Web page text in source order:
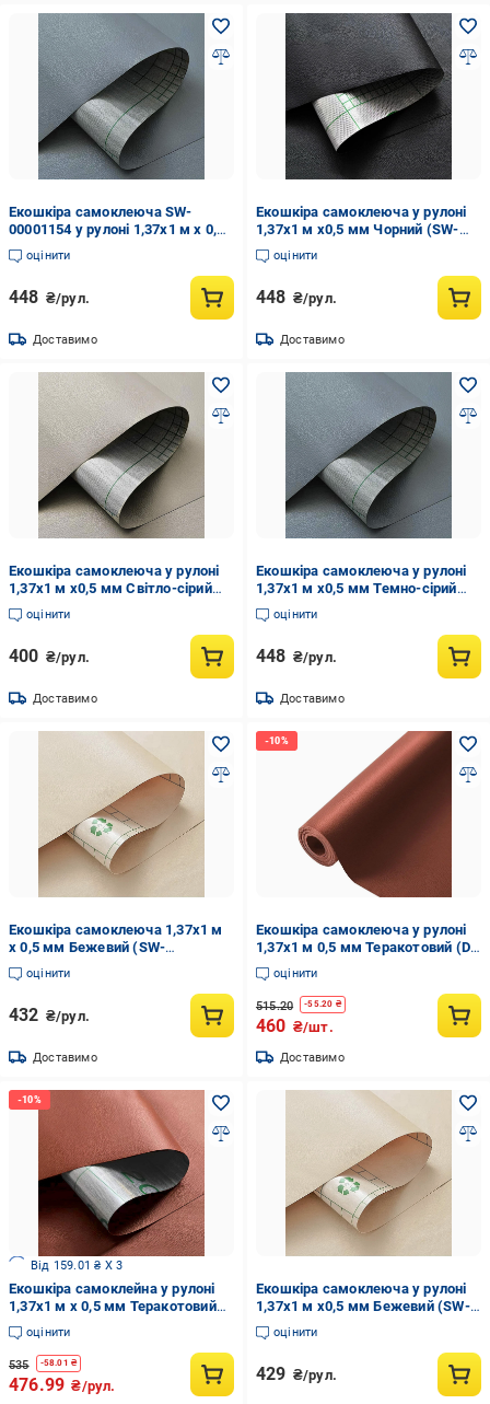
Екошкіра самоклеюча SW-
00001154 у рулоні 1,37х1 м х 0,5
мм Темно-сірий (32479405)
оцінити
448 ₴/рул.
Доставимо
Екошкіра самоклеюча у рулоні
1,37х1 м х0,5 мм Чорний (SW-
00001358)
оцінити
448 ₴/рул.
Доставимо
Екошкіра самоклеюча у рулоні
1,37х1 м х0,5 мм Світло-сірий
(SW-00001373)
оцінити
400 ₴/рул.
Доставимо
Екошкіра самоклеюча у рулоні
1,37х1 м х0,5 мм Темно-сірий
(SW-00001154)
оцінити
448 ₴/рул.
Доставимо
Екошкіра самоклеюча 1,37х1 м
х 0,5 мм Бежевий (SW-
00001346)
оцінити
432 ₴/рул.
Доставимо
Екошкіра самоклеюча у рулоні
1,37х1 м 0,5 мм Теракотовий (D
SW-00002172)
оцінити
515.20 -55.20 ₴
460 ₴/шт.
Доставимо
Від 159.01 ₴ X 3
Екошкіра самоклейна у рулоні
1,37x1 м x 0,5 мм Теракотовий
(3DPanda-2172)
оцінити
535 -58.01 ₴
476.99 ₴/рул.
Екошкіра самоклеюча у рулоні
1,37х1 м х0,5 мм Бежевий (SW-
00001346)
оцінити
429 ₴/рул.